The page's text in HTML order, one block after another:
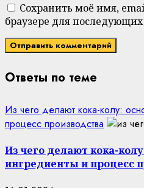
Сохранить моё имя,
браузере для
Ответы по теме
Из чего делают кока-колу:
процесс производства
Из чего делают кока-
ингредиенты и процесс